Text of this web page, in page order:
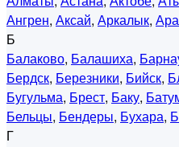
Ангрен, Аксай, Аркалык,
Б
Балаково, Балашиха,
Бердск, Березники, Бийск,
Бугульма, Брест, Баку,
Бельцы, Бендеры, Бухара,
Г